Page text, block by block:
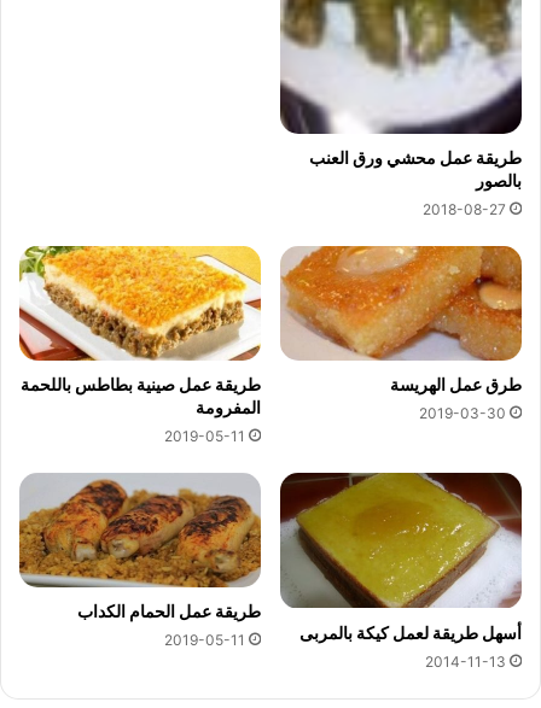
طريقة عمل محشي ورق العنب
بالصور
2018-08-27
طرق عمل الهريسة
2019-03-30
طريقة عمل صينية بطاطس باللحمة
المفرومة
2019-05-11
أسهل طريقة لعمل كيكة بالمربى
2014-11-13
طريقة عمل الحمام الكداب
2019-05-11